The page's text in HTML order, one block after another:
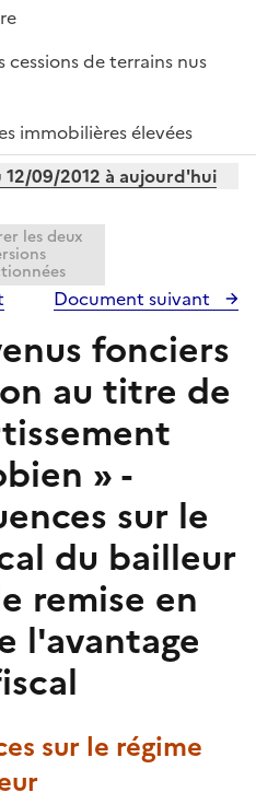
cessions de terrains nus
immobilières élevées
09/2012 à aujourd'hui
les deux
Document suivant
fonciers
au titre de
» -
sur le
du bailleur
remise en
l'avantage
sur le régime